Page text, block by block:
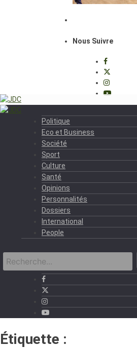
Nous Suivre
Politique
Eco et Business
Société
Sport
Culture
Santé
Opinions
Personnalités
Dossiers
International
People
Étiquette :